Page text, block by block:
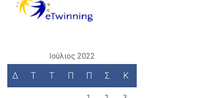
Ιούλιος 2022
Δ Τ Τ Π Π Σ Κ